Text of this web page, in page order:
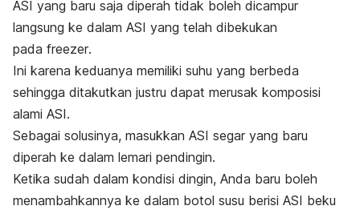
ASI yang baru saja diperah tidak boleh dicampur
langsung ke dalam ASI yang telah dibekukan
pada freezer.
Ini karena keduanya memiliki suhu yang berbeda
sehingga ditakutkan justru dapat merusak komposisi
alami ASI.
Sebagai solusinya, masukkan ASI segar yang baru
diperah ke dalam lemari pendingin.
Ketika sudah dalam kondisi dingin, Anda baru boleh
menambahkannya ke dalam botol susu berisi ASI beku